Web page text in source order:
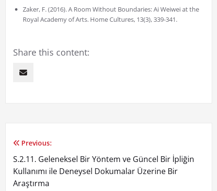
Zaker, F. (2016). A Room Without Boundaries: Ai Weiwei at the
Royal Academy of Arts. Home Cultures, 13(3), 339-341.
Share this content:
Yazı
gezinmesi
Previous:
S.2.11. Geleneksel Bir Yöntem ve Güncel Bir İpliğin
Kullanımı ile Deneysel Dokumalar Üzerine Bir
Araştırma